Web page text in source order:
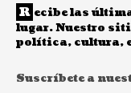
R ecibe las
lugar. Nuestro
política, cultura,
Suscríbete a